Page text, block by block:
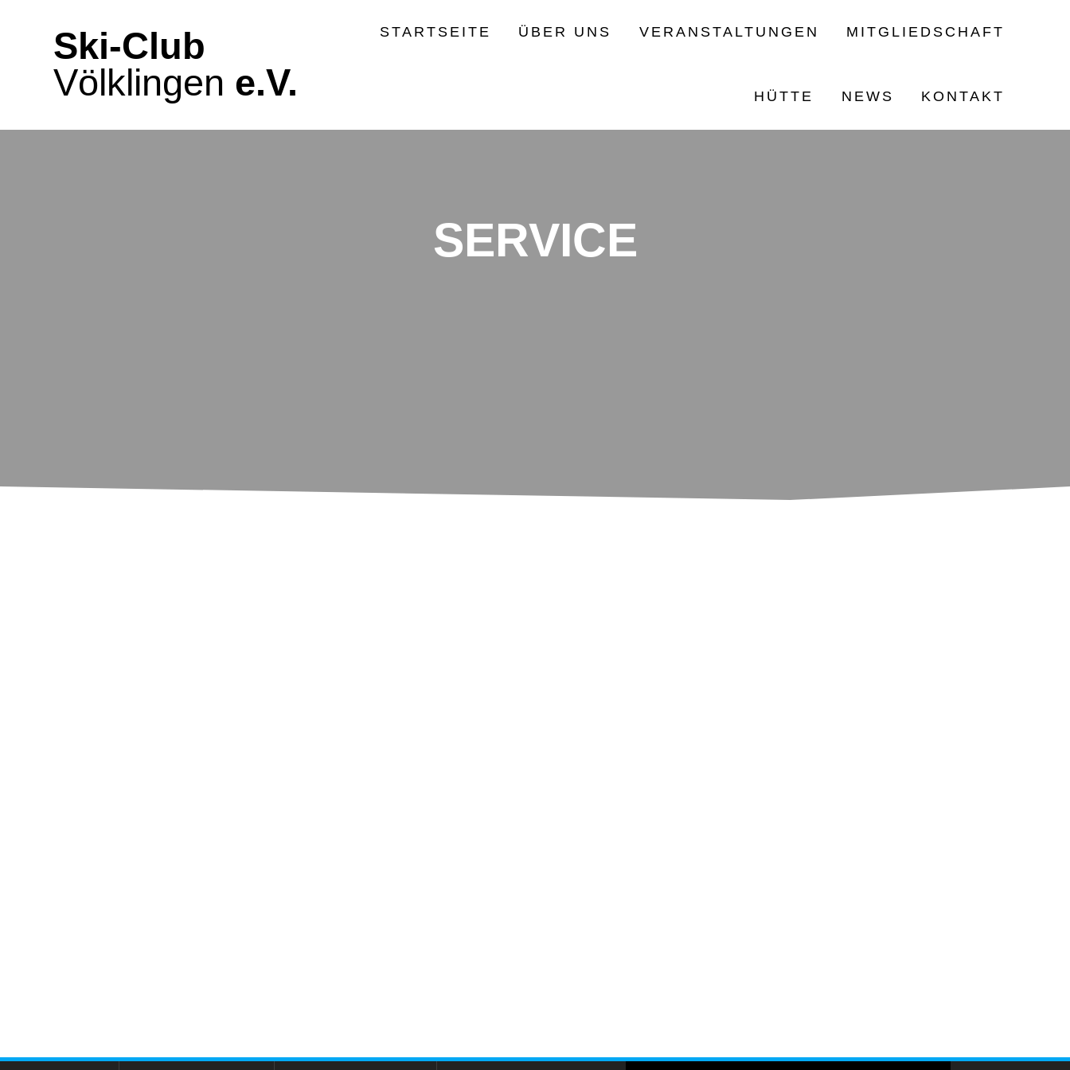
Ski-Club
Völklingen e.V.
STARTSEITE ÜBER UNS VERANSTALTUNGEN MITGLIEDSCHAFT
HÜTTE NEWS KONTAKT
SERVICE